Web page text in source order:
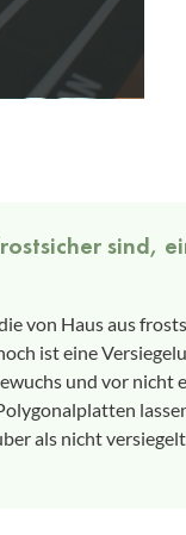
sind,
von Haus aus
ist eine
und vor nicht
als nicht